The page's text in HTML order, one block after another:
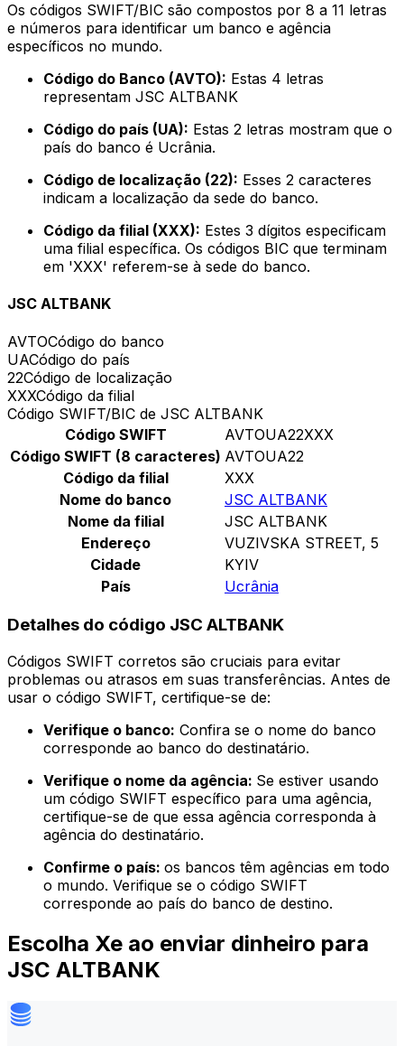
Os códigos SWIFT/BIC são compostos por 8 a 11 letras
e números para identificar um banco e agência
específicos no mundo.
Código do Banco (AVTO): Estas 4 letras
representam JSC ALTBANK
Código do país (UA): Estas 2 letras mostram que o
país do banco é Ucrânia.
Código de localização (22): Esses 2 caracteres
indicam a localização da sede do banco.
Código da filial (XXX): Estes 3 dígitos especificam
uma filial específica. Os códigos BIC que terminam
em 'XXX' referem-se à sede do banco.
JSC ALTBANK
AVTOCódigo do banco
UACódigo do país
22Código de localização
XXXCódigo da filial
Código SWIFT/BIC de JSC ALTBANK
Código SWIFT
AVTOUA22XXX
Código SWIFT (8 caracteres) AVTOUA22
Código da filial
XXX
Nome do banco
JSC ALTBANK
Nome da filial
JSC ALTBANK
Endereço
VUZIVSKA STREET, 5
Cidade
KYIV
País
Ucrânia
Detalhes do código JSC ALTBANK
Códigos SWIFT corretos são cruciais para evitar
problemas ou atrasos em suas transferências. Antes de
usar o código SWIFT, certifique-se de:
Verifique o banco: Confira se o nome do banco
corresponde ao banco do destinatário.
Verifique o nome da agência: Se estiver usando
um código SWIFT específico para uma agência,
certifique-se de que essa agência corresponda à
agência do destinatário.
Confirme o país: os bancos têm agências em todo
o mundo. Verifique se o código SWIFT
corresponde ao país do banco de destino.
Escolha Xe ao enviar dinheiro para
JSC ALTBANK